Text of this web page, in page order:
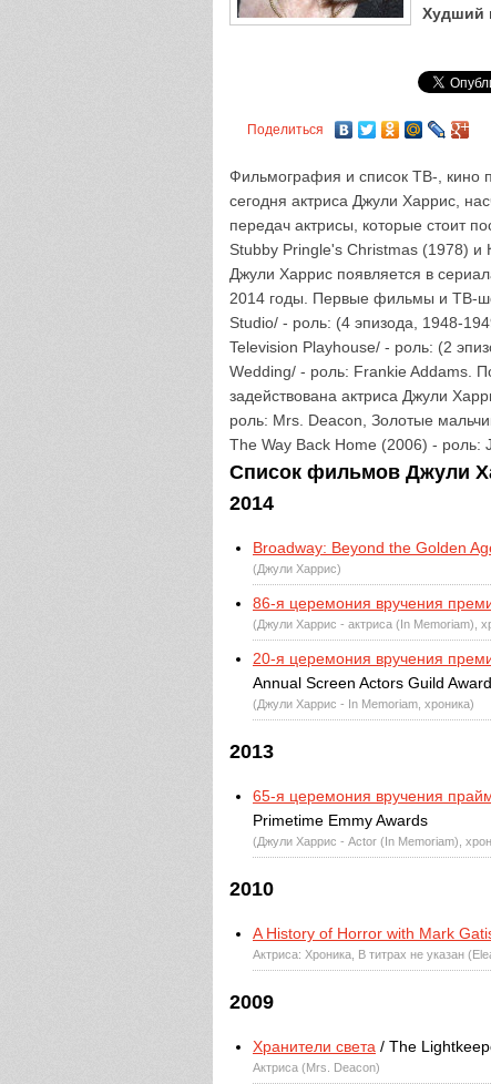
Худший
Поделиться
Фильмография и список ТВ-, кино
сегодня актриса Джули Харрис,
передач актрисы, которые стоит
Stubby Pringle's Christmas (1978) и
Джули Харрис появляется в
2014 годы. Первые фильмы и ТВ-
Studio/ - роль: (4 эпизода, 1948-
Television Playhouse/ - роль: (2
Wedding/ - роль: Frankie Addams.
задействована актриса Джули
роль: Mrs. Deacon, Золотые
The Way Back Home (2006) - роль:
Список фильмов Джули
2014
Broadway: Beyond the Golden
(Джули Харрис)
86-я церемония вручения
(Джули Харрис - актриса (In Memoriam),
20-я церемония вручения
Annual Screen Actors Guild
(Джули Харрис - In Memoriam, хроника)
2013
65-я церемония вручения
Primetime Emmy Awards
(Джули Харрис - Actor (In Memoriam),
2010
A History of Horror with Mark
Актриса: Хроника, В титрах не указан
2009
Хранители света / The
Актриса (Mrs. Deacon)